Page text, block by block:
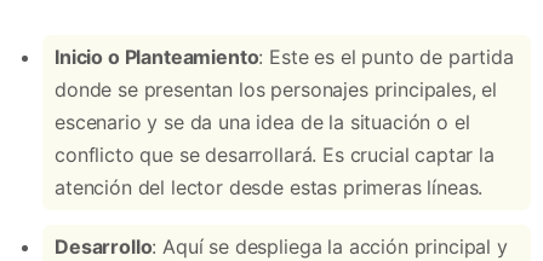
Inicio o Planteamiento: Este es el punto de partida
donde se presentan los personajes principales, el
escenario y se da una idea de la situación o el
conflicto que se desarrollará. Es crucial captar la
atención del lector desde estas primeras líneas.
Desarrollo: Aquí se despliega la acción principal y